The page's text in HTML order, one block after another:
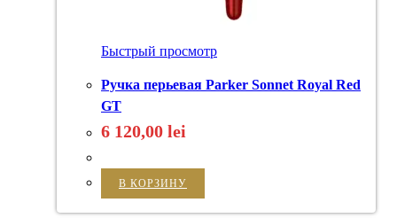
Быстрый просмотр
Ручка перьевая Parker Sonnet Royal Red
GT
6 120,00 lei
В КОРЗИНУ